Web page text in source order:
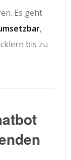
Es geht
,
bis zu